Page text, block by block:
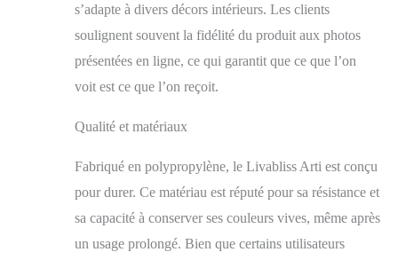
abstrait et tons neutres
apaisants rehausseront
votre espace
régulièrement et de
nettoyer les taches avec
un chiffon propre.
Toujours tester une
petite zone d'abord.
s’adapte à divers décors intérieurs. Les clients
soulignent souvent la fidélité du produit aux photos
présentées en ligne, ce qui garantit que ce que l’on
voit est ce que l’on reçoit.
Qualité et matériaux
Fabriqué en polypropylène, le Livabliss Arti est conçu
pour durer. Ce matériau est réputé pour sa résistance et
sa capacité à conserver ses couleurs vives, même après
un usage prolongé. Bien que certains utilisateurs